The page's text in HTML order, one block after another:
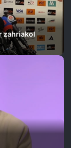
zahriakol